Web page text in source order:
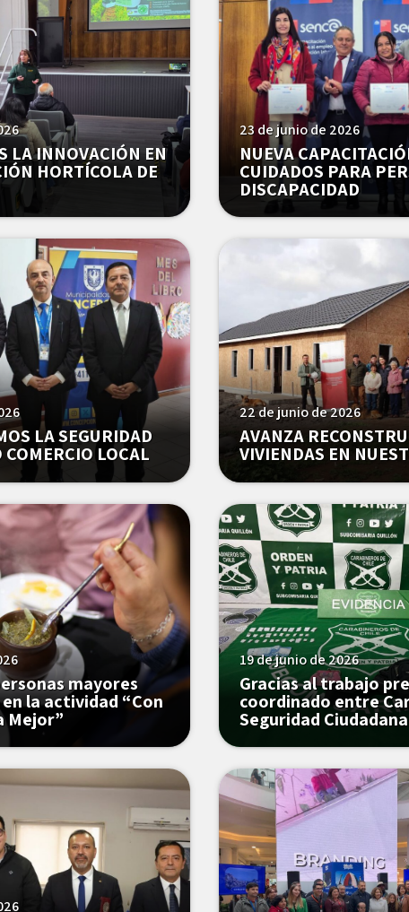
LA INNOVACIÓN EN
HORTÍCOLA DE
23 de junio de 2026
NUEVA
CUIDADOS PARA
DISCAPACIDAD
LA SEGURIDAD
COMERCIO LOCAL
22 de junio de 2026
AVANZA
VIVIENDAS EN
mayores
la actividad “Con
Mejor”
19 de junio de 2026
Gracias al trabajo
coordinado entre
Seguridad